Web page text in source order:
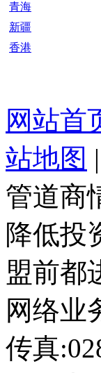
青海
新疆
香港
网站首
站地图 |
管道商
降低投
盟前都
网络业
传真